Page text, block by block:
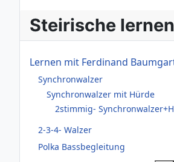
Steirische lernen
Lernen mit Ferdinand
Synchronwalzer
Synchronwalzer mit Hürde
2stimmig-
2-3-4- Walzer
Polka Bassbegleitung